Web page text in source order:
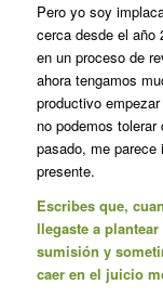
Pero yo soy
cerca desde el año
en un proceso de
ahora tengamos
productivo
no podemos
pasado, me parece
presente.
Escribes que,
llegaste a
sumisión y
caer en el juicio